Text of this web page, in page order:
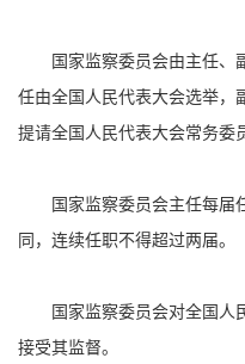
国家监察委员会由主任、
任由全国人民代表大会选举，
提请全国人民代表大会常务委
国家监察委员会主任每届
同，连续任职不得超过两届。
国家监察委员会对全国人
接受其监督。